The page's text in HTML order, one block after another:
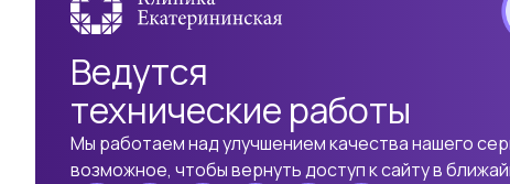
Ведутся
технические работы
Мы работаем над улучшением качества нашего
возможное, чтобы вернуть доступ к сайту в